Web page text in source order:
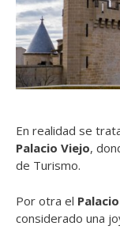
En realidad se
Palacio Viejo,
de Turismo.
Por otra el
considerado una